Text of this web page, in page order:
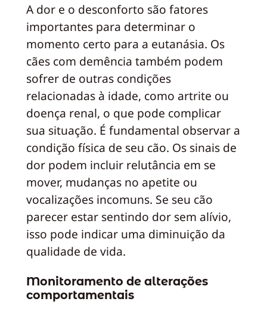
A dor e o desconforto são fatores
importantes para determinar o
momento certo para a eutanásia. Os
cães com demência também podem
sofrer de outras condições
relacionadas à idade, como artrite ou
doença renal, o que pode complicar
sua situação. É fundamental observar a
condição física de seu cão. Os sinais de
dor podem incluir relutância em se
mover, mudanças no apetite ou
vocalizações incomuns. Se seu cão
parecer estar sentindo dor sem alívio,
isso pode indicar uma diminuição da
qualidade de vida.
Monitoramento de alterações
comportamentais